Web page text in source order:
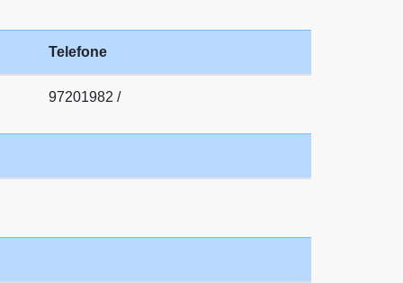
Telefone
97201982 /